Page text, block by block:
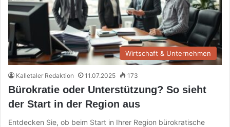
Wirtschaft & Unternehmen
Kalletaler Redaktion 11.07.2025 173
Bürokratie oder Unterstützung? So sieht
der Start in der Region aus
Entdecken Sie, ob beim Start in Ihrer Region bürokratische